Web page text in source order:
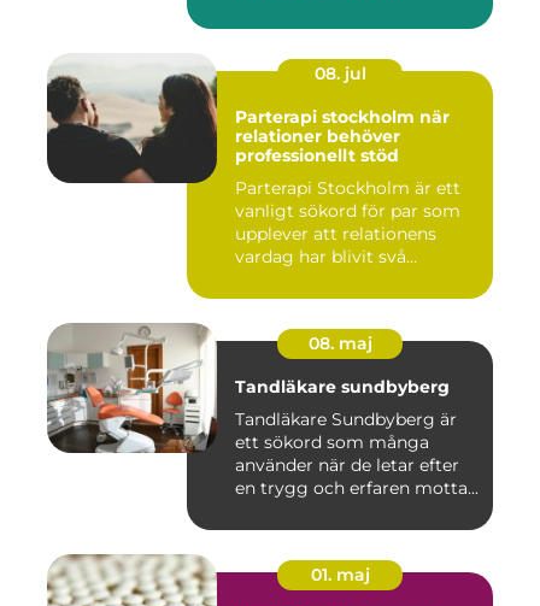
08. jul
Parterapi stockholm när
relationer behöver
professionellt stöd
Parterapi Stockholm är ett
vanligt sökord för par som
upplever att relationens
vardag har blivit svå...
08. maj
Tandläkare sundbyberg
Tandläkare Sundbyberg är
ett sökord som många
använder när de letar efter
en trygg och erfaren motta...
01. maj